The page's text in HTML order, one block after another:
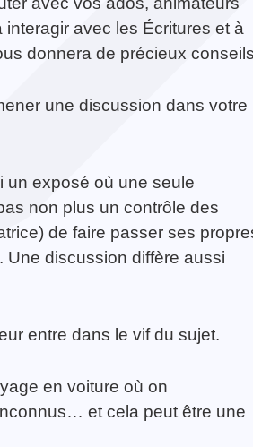
avec les Écritures et à
donnera de précieux
une discussion dans votre
un exposé où une seule
non plus un contrôle des
de faire passer ses
discussion diffère aussi
entre dans le vif du sujet.
en voiture où on
et cela peut être une